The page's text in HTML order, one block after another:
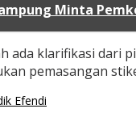
Minta
ada klarifikasi
pemasangan
Efendi